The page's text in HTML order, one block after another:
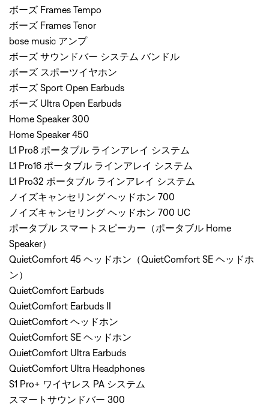
ボーズ Frames Tempo
ボーズ Frames Tenor
bose music アンプ
ボーズ サウンドバー システム バンドル
ボーズ スポーツイヤホン
ボーズ Sport Open Earbuds
ボーズ Ultra Open Earbuds
Home Speaker 300
Home Speaker 450
L1 Pro8 ポータブル ラインアレイ システム
L1 Pro16 ポータブル ラインアレイ システム
L1 Pro32 ポータブル ラインアレイ システム
ノイズキャンセリング ヘッドホン 700
ノイズキャンセリング ヘッドホン 700 UC
ポータブル スマートスピーカー（ポータブル Home
Speaker）
QuietComfort 45 ヘッドホン（QuietComfort SE ヘッドホ
ン）
QuietComfort Earbuds
QuietComfort Earbuds II
QuietComfort ヘッドホン
QuietComfort SE ヘッドホン
QuietComfort Ultra Earbuds
QuietComfort Ultra Headphones
S1 Pro+ ワイヤレス PA システム
スマートサウンドバー 300